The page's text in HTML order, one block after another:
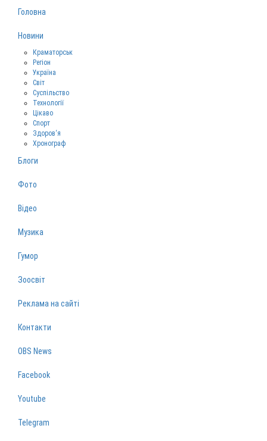
Головна
Новини
Краматорськ
Регіон
Україна
Світ
Суспільство
Технології
Цікаво
Спорт
Здоров‘я
Хронограф
Блоги
Фото
Відео
Музика
Гумор
Зоосвіт
Реклама на сайті
Контакти
OBS News
Facebook
Youtube
Telegram